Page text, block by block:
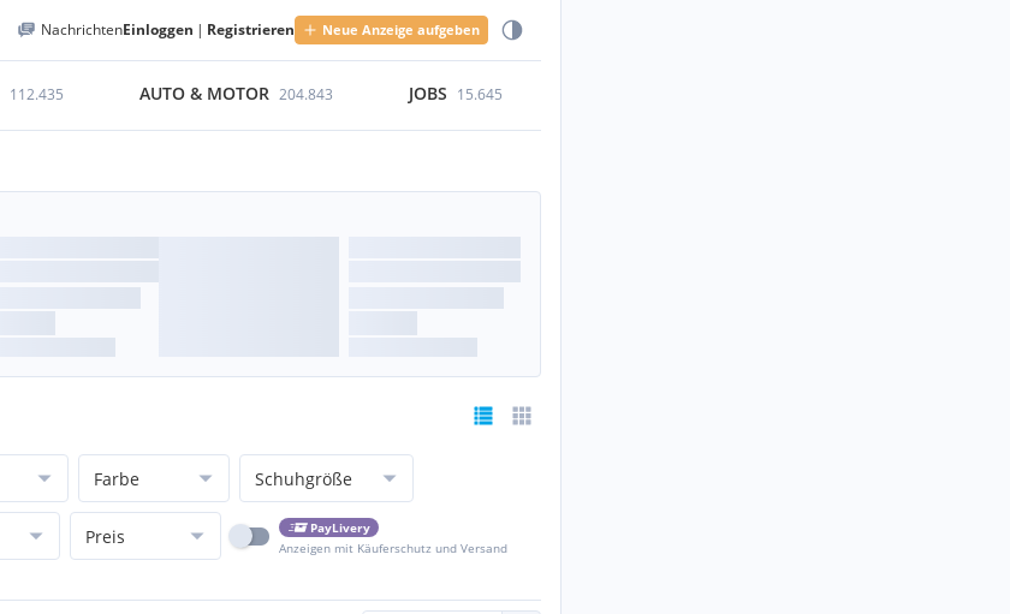
NachrichtenEinloggen | Registrieren Neue Anzeige aufgeben
112.435 AUTO & MOTOR 204.843 JOBS 15.645
Farbe Schuhgröße
Preis
PayLivery
Anzeigen mit Käuferschutz und Versand